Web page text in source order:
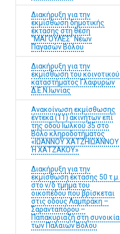
Διακήρυξη για την
εκμίσθωση δημοτικής
έκτασης στη θέση
"ΜΑΓΟΥΛΕΣ" Νέων
Παγασών Βόλου
Διακήρυξη για την
εκμίσθωση του κοινοτικού
καταστήματος Γλαφυρών
Δ.Ε.Ν.Ιωνίας
Ανακοίνωση εκμίσθωσης
έντεκα (11) ακινήτων επί
της οδού Ιωλκού 35 στο
Βόλο κληροδοτήματος
«ΙΩΑΝΝΟΥ ΧΑΤΖΗΙΩΑΝΝΟΥ
Ή ΧΑΤΖΑΚΟΥ»
Διακήρυξη για την
εκμίσθωση έκτασης 50 τ.μ.
στο ν/δ τμήμα του
οικοπέδου που βρίσκεται
στις οδούς Λαμπράκη –
Σαρανταπόρου –
Παπακυριαζή στη συνοικία
των Παλαιών Βόλου